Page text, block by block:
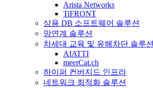
Arista Networks
TiFRONT
상용 DB 소프트웨어 솔루션
망연계 솔루션
차세대 교육 및 유해차단 솔루션
AIATTI
meerCat.ch
하이퍼 컨버지드 인프라
네트워크 최적화 솔루션